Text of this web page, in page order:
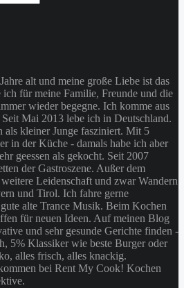
alt und meine große Liebe ist das
für meine Familie, Freunde und die
wieder begegne. Ich komme aus
Mai 2013 lebe ich in Deutschland.
als kleiner Junge fasziniert. Mit 5
in der Küche - damals habe ich aber
geessen als gekocht. Seit 2007
der Gastroszene. Außer dem
Leidenschaft und zwar Wandern
und Tirol. Ich fahre gerne
alte Trance Musik. Beim Kochen
für neuen Ideen. Auf meinen Blog
und sehr gesunde Gerichte finden -
5% Klassiker wie beste Burger oder
alles frisch, alles knackig.
bei Rent My Cook! Kochen